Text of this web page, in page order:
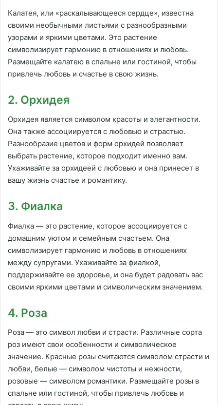
Калатея, или «раскалывающееся сердце», известна
своими необычными листьями с разнообразными
узорами и яркими цветами. Это растение
символизирует гармонию в отношениях и любовь.
Размещайте калатею в спальне или гостиной, чтобы
привлечь любовь и счастье в свою жизнь.
2. Орхидея
Орхидея является символом красоты и элегантности.
Она также ассоциируется с любовью и страстью.
Разнообразие цветов и форм орхидей позволяет
выбрать растение, которое подходит именно вам.
Ухаживайте за орхидеей с любовью и она принесет в
вашу жизнь счастье и романтику.
3. Фиалка
Фиалка — это растение, которое ассоциируется с
домашним уютом и семейным счастьем. Она
символизирует гармонию и любовь в отношениях
между супругами. Ухаживайте за фиалкой,
поддерживайте ее здоровье, и она будет радовать вас
своими яркими цветами и символическим значением.
4. Роза
Роза — это символ любви и страсти. Различные сорта
роз имеют свои особенности и символическое
значение. Красные розы считаются символом страсти и
любви, белые — символом чистоты и нежности,
розовые — символом романтики. Размещайте розы в
спальне или гостиной, чтобы привлечь любовь и